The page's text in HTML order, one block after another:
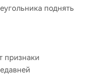
поднять
признаки